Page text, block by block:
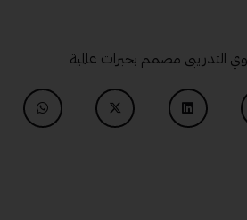
التدريبى مصمم بخبرات عالمية